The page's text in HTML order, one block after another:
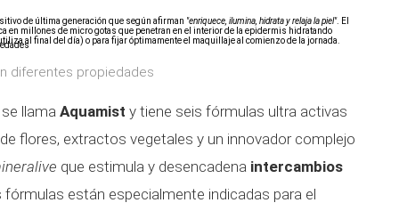
de última generación que según afirman "enriquece, ilumina, hidrata y relaja la piel". El
en millones de micro gotas que penetran en el interior de la epidermis hidratando
al final del día) o para fijar óptimamente el maquillaje al comienzo de la jornada.
diferentes propiedades
llama Aquamist y tiene seis fórmulas ultra activas
flores, extractos vegetales y un innovador complejo
que estimula y desencadena intercambios
fórmulas están especialmente indicadas para el